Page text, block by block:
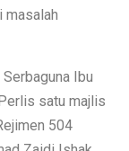
masalah
Ibu
satu majlis
504